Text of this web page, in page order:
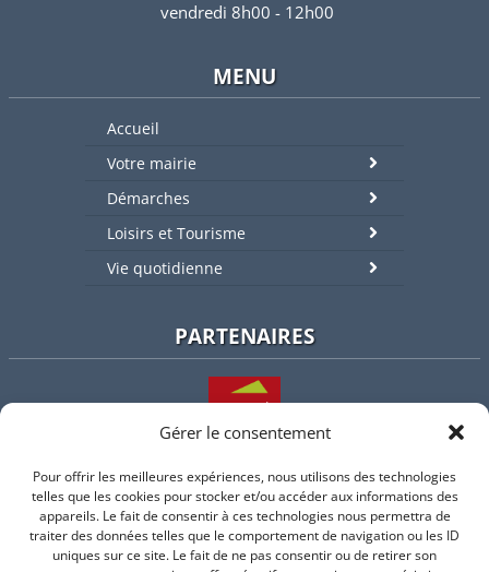
Gérer le consentement
Pour offrir les meilleures expériences, nous utilisons des technologies
telles que les cookies pour stocker et/ou accéder aux informations des
appareils. Le fait de consentir à ces technologies nous permettra de
traiter des données telles que le comportement de navigation ou les ID
uniques sur ce site. Le fait de ne pas consentir ou de retirer son
vendredi 8h00 - 12h00
MENU
Accueil
Votre mairie
Démarches
Loisirs et Tourisme
Vie quotidienne
PARTENAIRES
L'intercommunalité